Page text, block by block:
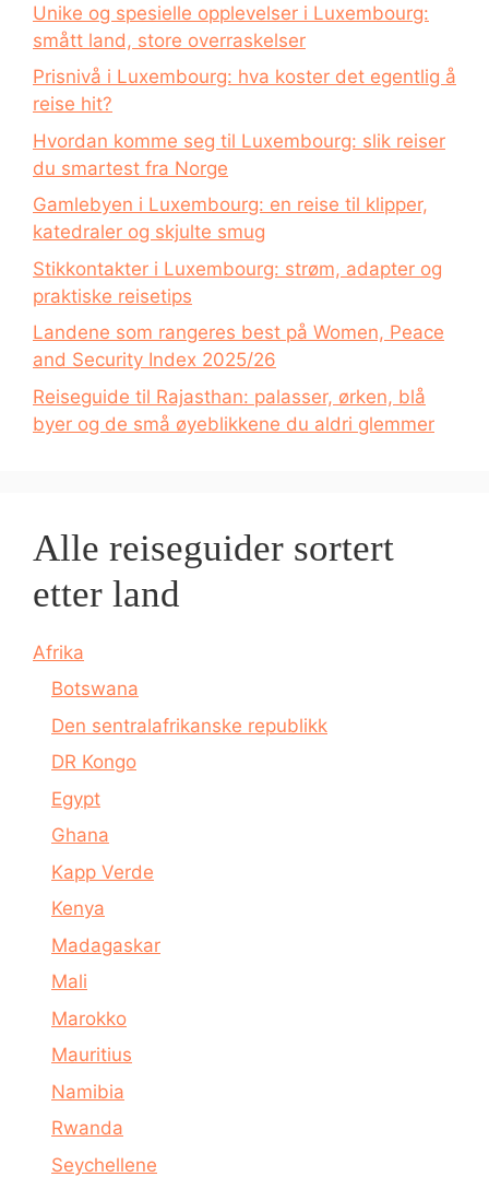
Unike og spesielle opplevelser i Luxembourg:
smått land, store overraskelser
Prisnivå i Luxembourg: hva koster det egentlig å
reise hit?
Hvordan komme seg til Luxembourg: slik reiser
du smartest fra Norge
Gamlebyen i Luxembourg: en reise til klipper,
katedraler og skjulte smug
Stikkontakter i Luxembourg: strøm, adapter og
praktiske reisetips
Landene som rangeres best på Women, Peace
and Security Index 2025/26
Reiseguide til Rajasthan: palasser, ørken, blå
byer og de små øyeblikkene du aldri glemmer
Alle reiseguider sortert
etter land
Afrika
Botswana
Den sentralafrikanske republikk
DR Kongo
Egypt
Ghana
Kapp Verde
Kenya
Madagaskar
Mali
Marokko
Mauritius
Namibia
Rwanda
Seychellene